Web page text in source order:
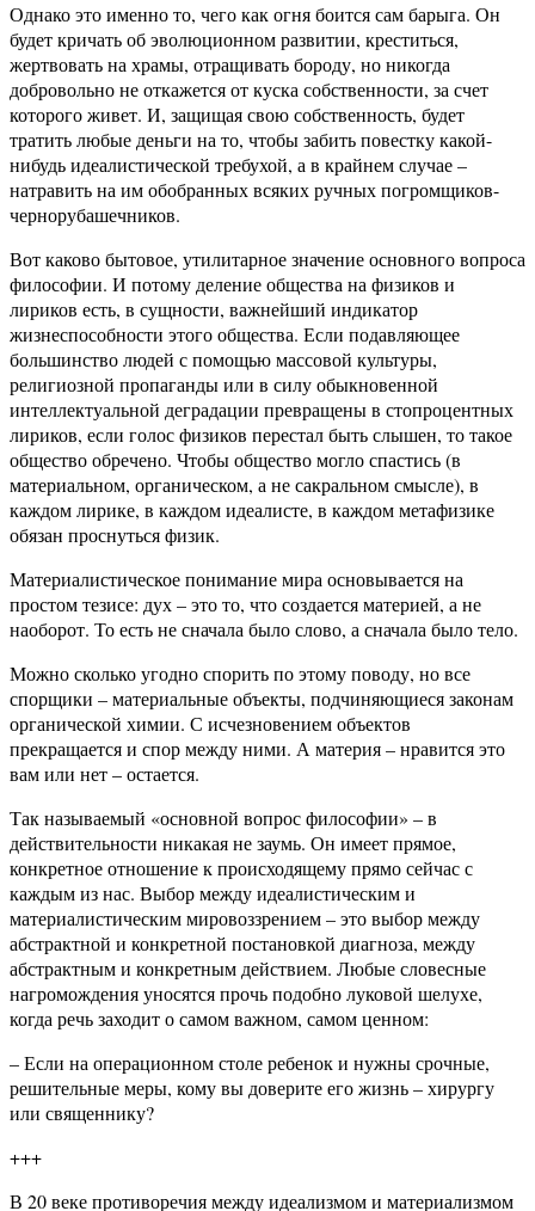
Однако это именно то, чего как огня боится сам барыга. Он
будет кричать об эволюционном развитии, креститься,
жертвовать на храмы, отращивать бороду, но никогда
добровольно не откажется от куска собственности, за счет
которого живет. И, защищая свою собственность, будет
тратить любые деньги на то, чтобы забить повестку какой-
нибудь идеалистической требухой, а в крайнем случае –
натравить на им обобранных всяких ручных погромщиков-
чернорубашечников.
Вот каково бытовое, утилитарное значение основного вопроса
философии. И потому деление общества на физиков и
лириков есть, в сущности, важнейший индикатор
жизнеспособности этого общества. Если подавляющее
большинство людей с помощью массовой культуры,
религиозной пропаганды или в силу обыкновенной
интеллектуальной деградации превращены в стопроцентных
лириков, если голос физиков перестал быть слышен, то такое
общество обречено. Чтобы общество могло спастись (в
материальном, органическом, а не сакральном смысле), в
каждом лирике, в каждом идеалисте, в каждом метафизике
обязан проснуться физик.
Материалистическое понимание мира основывается на
простом тезисе: дух – это то, что создается материей, а не
наоборот. То есть не сначала было слово, а сначала было тело.
Можно сколько угодно спорить по этому поводу, но все
спорщики – материальные объекты, подчиняющиеся законам
органической химии. С исчезновением объектов
прекращается и спор между ними. А материя – нравится это
вам или нет – остается.
Так называемый «основной вопрос философии» – в
действительности никакая не заумь. Он имеет прямое,
конкретное отношение к происходящему прямо сейчас с
каждым из нас. Выбор между идеалистическим и
материалистическим мировоззрением – это выбор между
абстрактной и конкретной постановкой диагноза, между
абстрактным и конкретным действием. Любые словесные
нагромождения уносятся прочь подобно луковой шелухе,
когда речь заходит о самом важном, самом ценном:
– Если на операционном столе ребенок и нужны срочные,
решительные меры, кому вы доверите его жизнь – хирургу
или священнику?
+++
В 20 веке противоречия между идеализмом и материализмом